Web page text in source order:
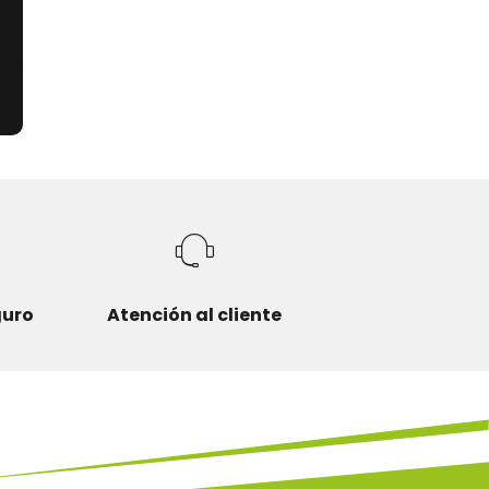
Atención al cliente